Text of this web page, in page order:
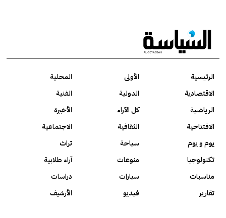
الرئيسية الأولى
المحلية
الاقتصادية
الدولية
الفنية
الرياضية
كل الآراء
الأخيرة
الافتتاحية
الثقافية
الاجتماعية
يوم و يوم
سياحة
تراث
تكنولوجيا
منوعات
آراء طلابية
مناسبات
سيارات
دراسات
تقارير
فيديو الأرشيف